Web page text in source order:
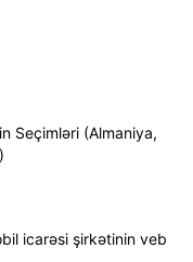
Seçimləri (Almaniya,
icarəsi şirkətinin veb